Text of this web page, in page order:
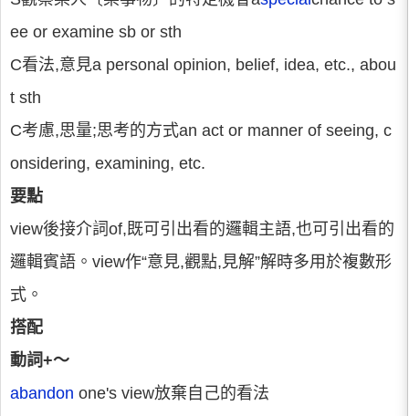
ee or examine sb or sth
C看法,意見a personal opinion, belief, idea, etc., abou
t sth
C考慮,思量;思考的方式an act or manner of seeing, c
onsidering, examining, etc.
要點
view後接介詞of,既可引出看的邏輯主語,也可引出看的
邏輯賓語。view作“意見,觀點,見解”解時多用於複數形
式。
搭配
動詞+～
abandon one's view放棄自己的看法